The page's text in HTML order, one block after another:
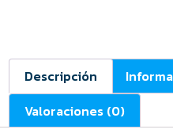
Descripción
Valoraciones (0)